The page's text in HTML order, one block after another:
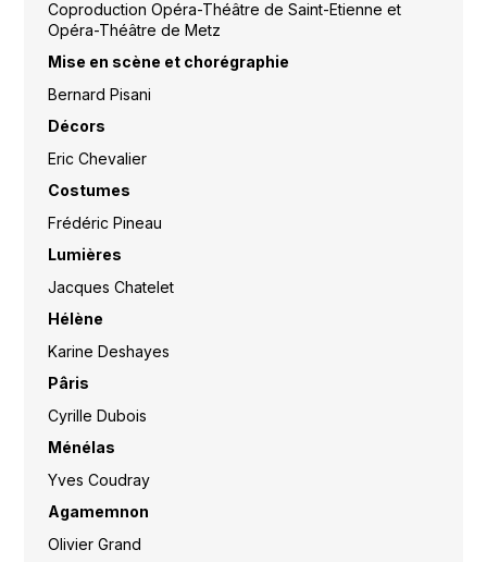
Coproduction Opéra-Théâtre de Saint-Etienne et
Opéra-Théâtre de Metz
Mise en scène et chorégraphie
Bernard Pisani
Décors
Eric Chevalier
Costumes
Frédéric Pineau
Lumières
Jacques Chatelet
Hélène
Karine Deshayes
Pâris
Cyrille Dubois
Ménélas
Yves Coudray
Agamemnon
Olivier Grand